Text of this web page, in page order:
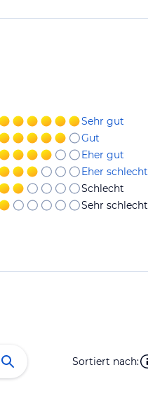
Sehr gut
Gut
Eher gut
Eher schlecht
Schlecht
Sehr schlecht
Sortiert nach: